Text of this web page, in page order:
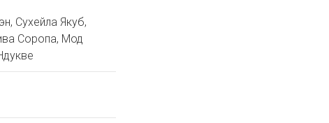
Сухейла Якуб,
Соропа, Мод